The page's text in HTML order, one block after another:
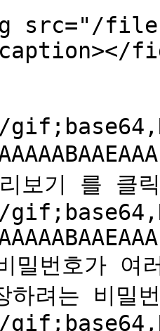
src="/files/
리보기 를 클
밀번호가 여
하려는 비밀